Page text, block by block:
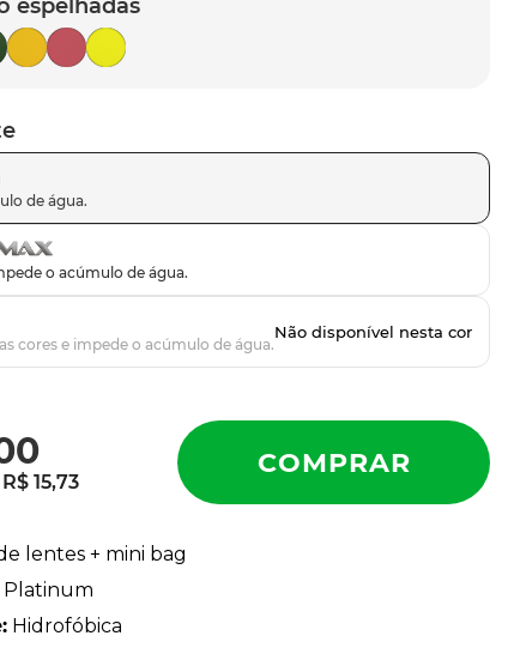
espelhadas
R$ 15,73
lentes + mini bag
Platinum
: Hidrofóbica